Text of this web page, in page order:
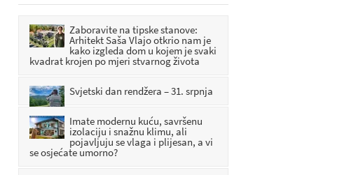
km/h, a kroz Dubrovčan 134 km/h
 PRIJE: 35 MINUTA
prijete uhićenjem
 PRIJE: 53 MINUTA
Zaboravite na tipske stanove:
Arhitekt Saša Vlajo otkrio nam je
kako izgleda dom u kojem je svaki
kvadrat krojen po mjeri stvarnog života
Svjetski dan rendžera – 31. srpnja
Imate modernu kuću, savršenu
izolaciju i snažnu klimu, ali
pojavljuju se vlaga i plijesan, a vi
se osjećate umorno?